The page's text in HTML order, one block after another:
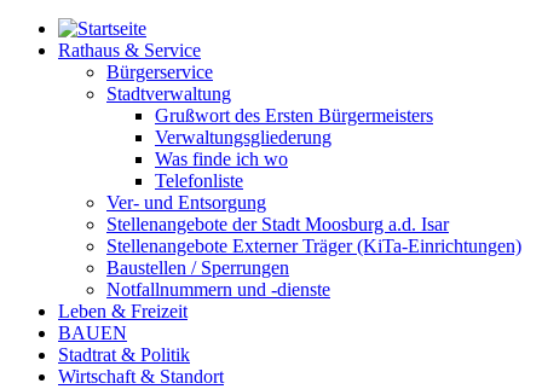
Rathaus & Service
Bürgerservice
Stadtverwaltung
Grußwort des Ersten Bürgermeisters
Verwaltungsgliederung
Was finde ich wo
Telefonliste
Ver- und Entsorgung
Stellenangebote der Stadt Moosburg a.d. Isar
Stellenangebote Externer Träger (KiTa-Einrichtungen)
Baustellen / Sperrungen
Notfallnummern und -dienste
Leben & Freizeit
BAUEN
Stadtrat & Politik
Wirtschaft & Standort